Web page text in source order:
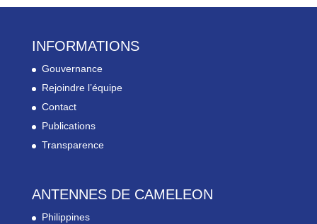
INFORMATIONS
Gouvernance
Rejoindre l’équipe
Contact
Publications
Transparence
ANTENNES DE CAMELEON
Philippines